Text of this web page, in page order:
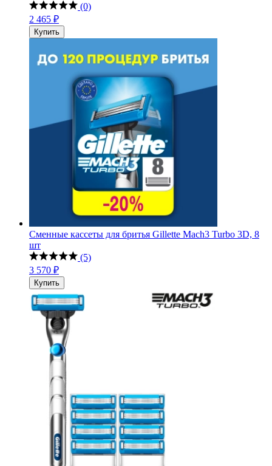
(0)
2 465 ₽
Купить
Сменные кассеты для бритья Gillette Mach3 Turbo 3D, 8
шт
(5)
3 570 ₽
Купить